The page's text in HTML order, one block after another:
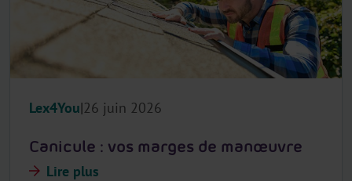
Lex4You 26 juin 2026
Canicule : vos marges de manœuvre
Lire plus